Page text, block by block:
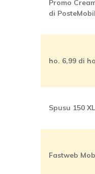
Promo
di
ho. 6,99 di
Spusu 150
Fastweb